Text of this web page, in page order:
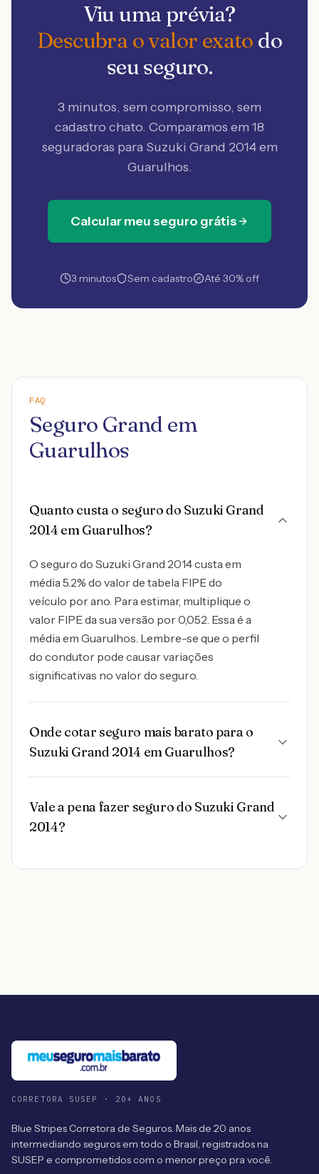
Viu uma prévia?
Descubra o valor exato do
seu seguro.
3 minutos, sem compromisso, sem
cadastro chato. Comparamos em 18
seguradoras para Suzuki Grand 2014 em
Guarulhos.
Calcular meu seguro grátis
3 minutos Sem cadastro Até 30% off
FAQ
Seguro Grand em
Guarulhos
Quanto custa o seguro do Suzuki Grand
2014 em Guarulhos?
O seguro do Suzuki Grand 2014 custa em
média 5.2% do valor de tabela FIPE do
veículo por ano. Para estimar, multiplique o
valor FIPE da sua versão por 0,052. Essa é a
média em Guarulhos. Lembre-se que o perfil
do condutor pode causar variações
significativas no valor do seguro.
Onde cotar seguro mais barato para o
Suzuki Grand 2014 em Guarulhos?
Vale a pena fazer seguro do Suzuki Grand
2014?
CORRETORA SUSEP · 20+ ANOS
Blue Stripes Corretora de Seguros. Mais de 20 anos
intermediando seguros em todo o Brasil, registrados na
SUSEP e comprometidos com o menor preço pra você.